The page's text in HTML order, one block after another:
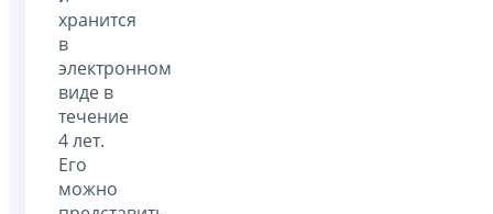
хранится
в
электронном
виде в
течение
4 лет.
Его
можно